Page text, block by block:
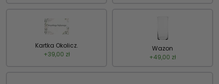
Kartka Okolicz.
+39,00 zł
Wazon
+49,00 zł